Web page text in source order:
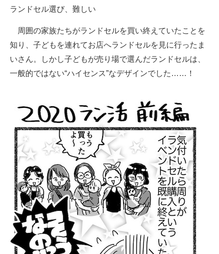
企業向けIT製品の総合サイト
IT製品の技術・比較・事例
製造業のIT導入・活用を支援
電子設計の基本と応用
エネルギーの専門メディア
建設×テクノロジーの最前線
ちょっと気になるネットの話題
ランドセル選び、難しい
周囲の家族たちがランドセルを買い終えていたことを
知り、子どもを連れてお店へランドセルを見に行ったま
いさん。しかし子どもが売り場で選んだランドセルは、
一般的ではない“ハイセンス”なデザインでした……！